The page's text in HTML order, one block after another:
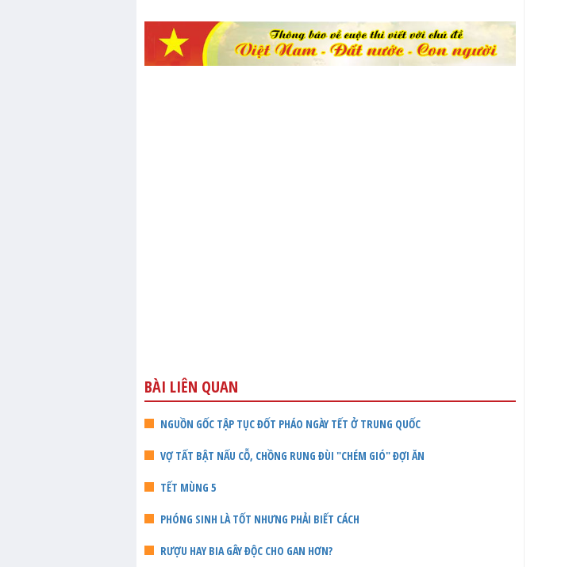
BÀI LIÊN QUAN
NGUỒN GỐC TẬP TỤC ĐỐT PHÁO NGÀY TẾT Ở TRUNG QUỐC
VỢ TẤT BẬT NẤU CỖ, CHỒNG RUNG ĐÙI "CHÉM GIÓ" ĐỢI ĂN
TẾT MÙNG 5
PHÓNG SINH LÀ TỐT NHƯNG PHẢI BIẾT CÁCH
RƯỢU HAY BIA GÂY ĐỘC CHO GAN HƠN?